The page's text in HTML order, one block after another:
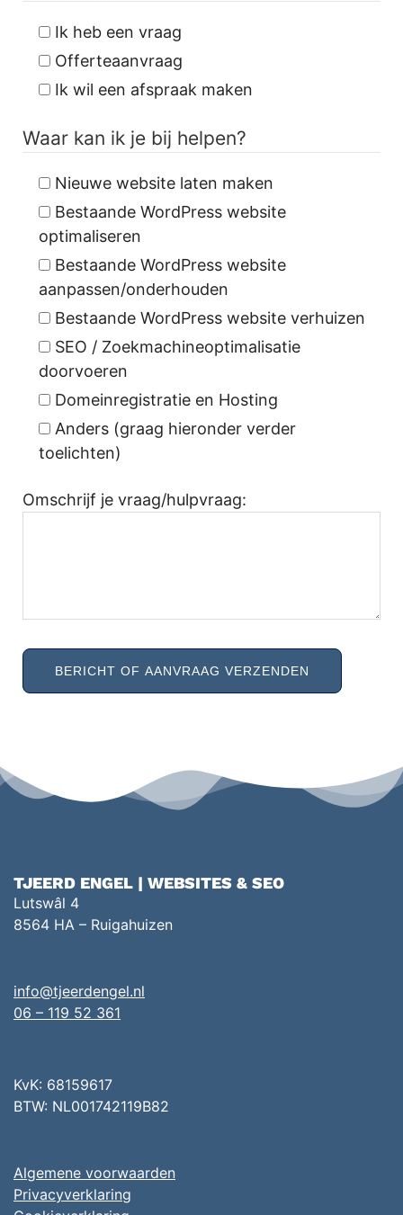
Ik heb een vraag
Offerteaanvraag
Ik wil een afspraak maken
Waar kan ik je bij helpen?
Nieuwe website laten maken
Bestaande WordPress website
optimaliseren
Bestaande WordPress website
aanpassen/onderhouden
Bestaande WordPress website verhuizen
SEO / Zoekmachineoptimalisatie
doorvoeren
Domeinregistratie en Hosting
Anders (graag hieronder verder
toelichten)
Omschrijf je vraag/hulpvraag:
TJEERD ENGEL | WEBSITES & SEO
Lutswâl 4
8564 HA – Ruigahuizen
info@tjeerdengel.nl
06 – 119 52 361
KvK: 68159617
BTW: NL001742119B82
Algemene voorwaarden
Privacyverklaring